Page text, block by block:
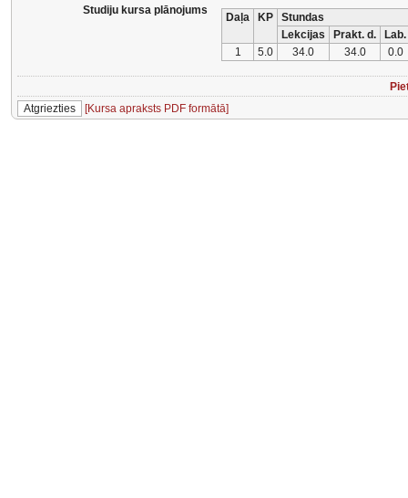
Studiju kursa plānojums
Daļa KP
Stundas
Lekcijas
Prakt. d.
Lab.
1
5.0 34.0 34.0 0.0
[Kursa apraksts PDF formātā]